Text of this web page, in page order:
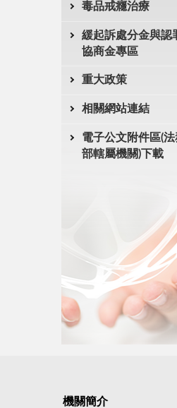
毒品戒癮治療
緩起訴處分金與認
協商金專區
重大政策
相關網站連結
電子公文附件區(法
部轄屬機關)下載
機關簡介